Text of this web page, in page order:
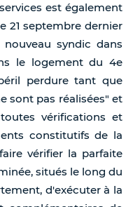
est également
21 septembre dernier
syndic dans
le logement du 4e
perdure tant que
sont pas réalisées" et
vérifications et
constitutifs de la
vérifier la parfaite
situés le long du
d'exécuter à la